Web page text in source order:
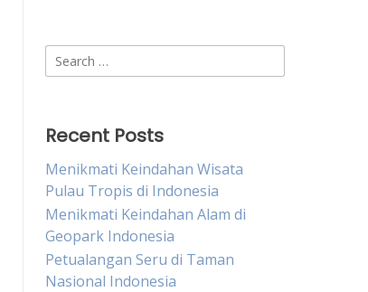
Search
for:
Recent Posts
Menikmati Keindahan Wisata
Pulau Tropis di Indonesia
Menikmati Keindahan Alam di
Geopark Indonesia
Petualangan Seru di Taman
Nasional Indonesia